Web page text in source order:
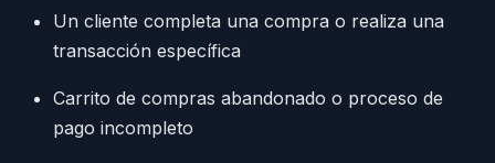
Un cliente completa una compra o realiza una
transacción específica
Carrito de compras abandonado o proceso de
pago incompleto